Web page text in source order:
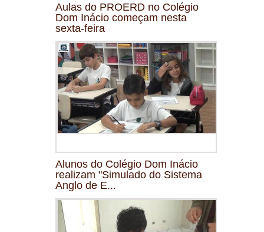
Aulas do PROERD no Colégio
Dom Inácio começam nesta
sexta-feira
Alunos do Colégio Dom Inácio
realizam "Simulado do Sistema
Anglo de E...